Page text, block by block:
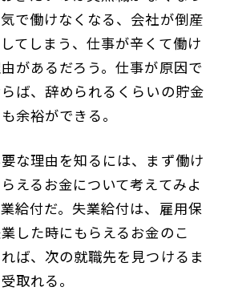
で働けなくなる、会社が倒産
てしまう、仕事が辛くて働け
があるだろう。仕事が原因で
ば、辞められるくらいの貯金
余裕ができる。
な理由を知るには、まず働け
えるお金について考えてみよ
給付だ。失業給付は、雇用保
した時にもらえるお金のこ
ば、次の就職先を見つけるま
取れる。